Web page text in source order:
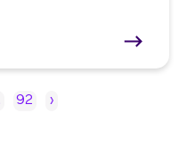
92 ›